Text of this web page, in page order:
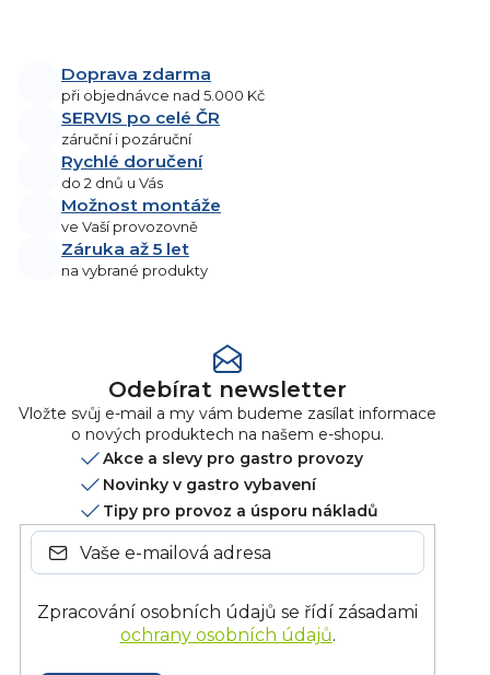
Doprava zdarma
při objednávce nad 5.000 Kč
SERVIS po celé ČR
záruční i pozáruční
Rychlé doručení
do 2 dnů u Vás
Možnost montáže
ve Vaší provozovně
Záruka až 5 let
na vybrané produkty
Odebírat newsletter
Vložte svůj e-mail a my vám budeme zasílat informace
o nových produktech na našem e-shopu.
Akce a slevy pro gastro provozy
Novinky v gastro vybavení
Tipy pro provoz a úsporu nákladů
Zpracování osobních údajů se řídí zásadami
ochrany osobních údajů.